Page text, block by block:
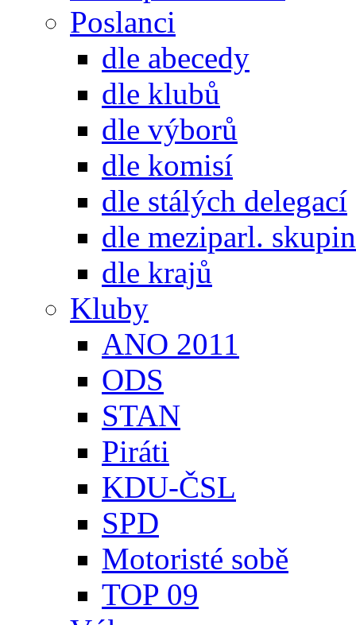
Poslanci
dle abecedy
dle klubů
dle výborů
dle komisí
dle stálých delegací
dle meziparl. skupin
dle krajů
Kluby
ANO 2011
ODS
STAN
Piráti
KDU-ČSL
SPD
Motoristé sobě
TOP 09